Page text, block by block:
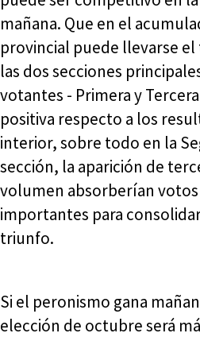
mañana. Que en el
provincial puede llevarse
las dos secciones
votantes - Primera y
positiva respecto a los
interior, sobre todo en la
sección, la aparición de
volumen absorberían
importantes para
triunfo.
Si el peronismo gana
elección de octubre será